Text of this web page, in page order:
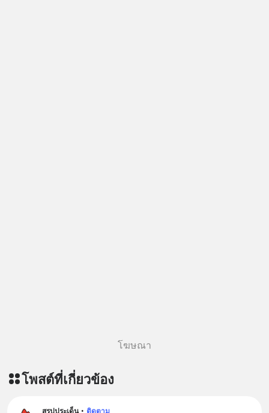
โฆษณา
โพสต์ที่เกี่ยวข้อง
สรุปประเด็น • ติดตาม